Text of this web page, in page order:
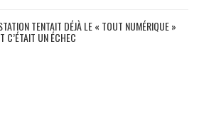
TENTAIT DÉJÀ LE « TOUT NUMÉRIQUE »
C’ÉTAIT UN ÉCHEC